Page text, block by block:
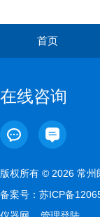
首页
在线咨询
版权所有 © 2026 常
备案号： 苏ICP备